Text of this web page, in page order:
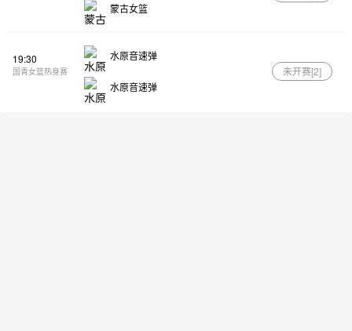
蒙古女篮
19:30
国青女篮热身赛
水原音速弹
水原音速弹
未开赛[2]